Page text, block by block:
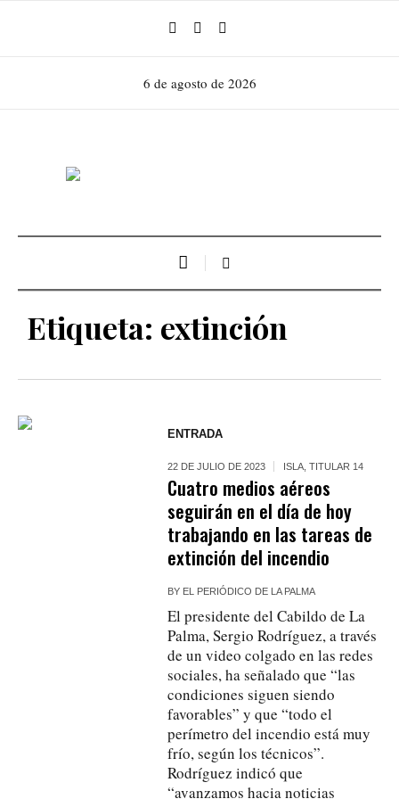
6 de agosto de 2026
Etiqueta: extinción
ENTRADA
22 DE JULIO DE 2023 ISLA ,TITULAR 14
Cuatro medios aéreos
seguirán en el día de hoy
trabajando en las tareas de
extinción del incendio
BY EL PERIÓDICO DE LA PALMA
El presidente del Cabildo de La
Palma, Sergio Rodríguez, a través
de un video colgado en las redes
sociales, ha señalado que “las
condiciones siguen siendo
favorables” y que “todo el
perímetro del incendio está muy
frío, según los técnicos”.
Rodríguez indicó que
“avanzamos hacia noticias